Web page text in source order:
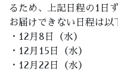
るため、上記日程の1日
お届けできない日程は以
・12月8日（水）
・12月15日（水）
・12月22日（水）